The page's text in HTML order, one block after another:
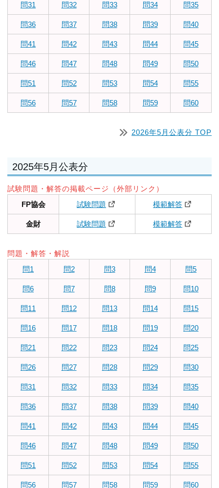
問31 問32 問33 問34 問35
問36 問37 問38 問39 問40
問41 問42 問43 問44 問45
問46 問47 問48 問49 問50
問51 問52 問53 問54 問55
問56 問57 問58 問59 問60
2026年5月公表分 TOP
2025年5月公表分
試験問題・解答の掲載ページ（外部リンク）
FP協会
試験問題 模範解答
金財 試験問題 模範解答
問題・解答・解説
問1
問2 問3 問4 問5
問6 問7 問8 問9 問10
問11 問12 問13 問14 問15
問16 問17 問18 問19 問20
問21 問22 問23 問24 問25
問26 問27 問28 問29 問30
問31 問32 問33 問34 問35
問36 問37 問38 問39 問40
問41 問42 問43 問44 問45
問46 問47 問48 問49 問50
問51 問52 問53 問54 問55
問56 問57 問58 問59 問60